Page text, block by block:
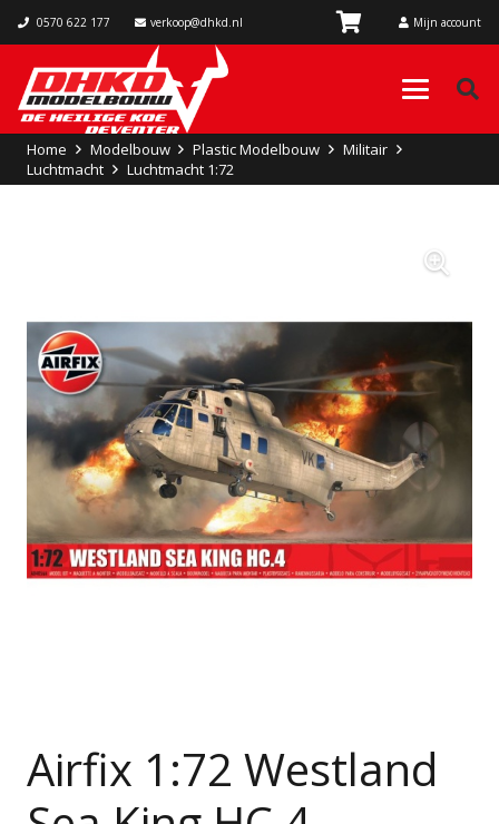
0570 622 177 verkoop@dhkd.nl Mijn account
Home Modelbouw Plastic Modelbouw
Militair
Luchtmacht
Luchtmacht 1:72
Airfix 1:72 Westland